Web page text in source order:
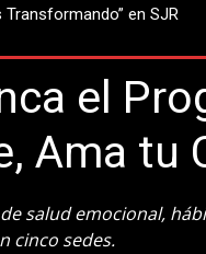
y un herido en la carretera
el
Ama tu
salud emocional,
cinco sedes.